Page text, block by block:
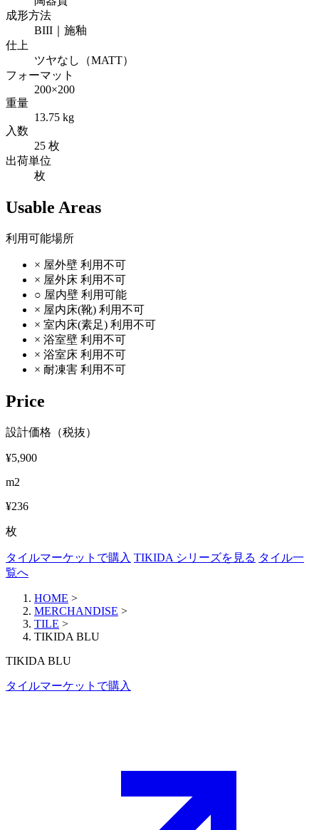
成形方法
BIII｜施釉
仕上
ツヤなし（MATT）
フォーマット
200×200
重量
13.75 kg
入数
25 枚
出荷単位
枚
Usable Areas
利用可能場所
× 屋外壁 利用不可
× 屋外床 利用不可
○ 屋内壁 利用可能
× 屋内床(靴) 利用不可
× 室内床(素足) 利用不可
× 浴室壁 利用不可
× 浴室床 利用不可
× 耐凍害 利用不可
Price
設計価格（税抜）
¥5,900
m2
¥236
枚
タイルマーケットで購入 TIKIDA シリーズを見る タイル一
覧へ
HOME >
MERCHANDISE >
TILE >
TIKIDA BLU
TIKIDA BLU
タイルマーケットで購入